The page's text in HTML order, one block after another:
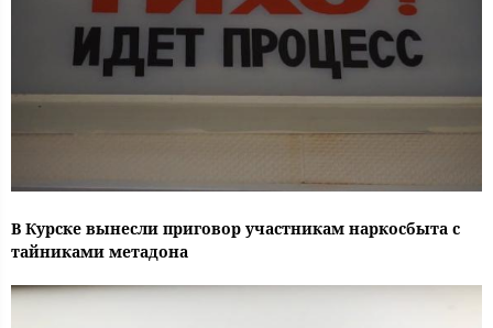
В Курске вынесли приговор участникам наркосбыта с
тайниками метадона